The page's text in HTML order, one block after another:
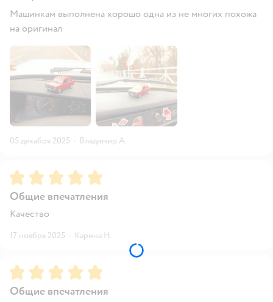
Машинкам выполнена хорошо одна из не многих похожа
на оригинал
05 декабря 2025 · Владимир А.
Рейтинг:5
Общие впечатления
Качество
17 ноября 2025 · Карина Н.
Рейтинг:5
Общие впечатления